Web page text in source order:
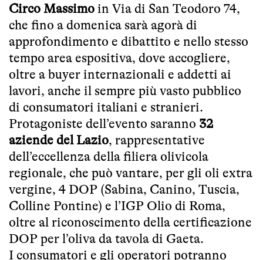
Circo Massimo in Via di San Teodoro 74,
che fino a domenica sarà agorà di
approfondimento e dibattito e nello stesso
tempo area espositiva, dove accogliere,
oltre a buyer internazionali e addetti ai
lavori, anche il sempre più vasto pubblico
di consumatori italiani e stranieri.
Protagoniste dell’evento saranno 32
aziende del Lazio, rappresentative
dell’eccellenza della filiera olivicola
regionale, che può vantare, per gli oli extra
vergine, 4 DOP (Sabina, Canino, Tuscia,
Colline Pontine) e l’IGP Olio di Roma,
oltre al riconoscimento della certificazione
DOP per l’oliva da tavola di Gaeta.
I consumatori e gli operatori potranno